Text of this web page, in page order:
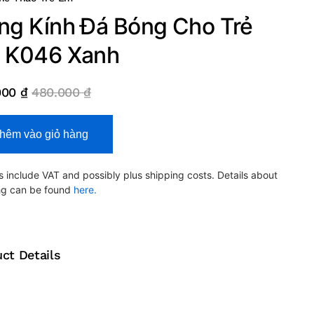
Kính Đá Bóng Cho Trẻ
K046 Xanh
₫ 480.000₫
vào giỏ hàng
include VAT and possibly plus shipping costs. Details about
can be found here.
Details